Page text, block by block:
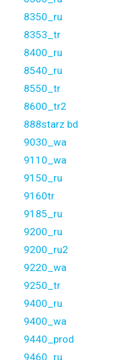
8350_ru
8353_tr
8400_ru
8540_ru
8550_tr
8600_tr2
888starz bd
9030_wa
9110_wa
9150_ru
9160tr
9185_ru
9200_ru
9200_ru2
9220_wa
9250_tr
9400_ru
9400_wa
9440_prod
9460_ru